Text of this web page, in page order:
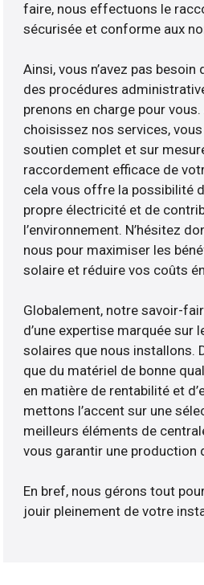
faire, nous effectuons le
sécurisée et conforme aux
Ainsi, vous n’avez pas
des procédures
prenons en charge pour
choisissez nos services,
soutien complet et sur
raccordement efficace de
cela vous offre la possibilité
propre électricité et de
l’environnement. N’hésitez
nous pour maximiser les
solaire et réduire vos coûts
Globalement, notre savoir-
d’une expertise marquée sur
solaires que nous installons.
que du matériel de bonne
en matière de rentabilité et
mettons l’accent sur une
meilleurs éléments de
vous garantir une production
En bref, nous gérons tout
jouir pleinement de votre